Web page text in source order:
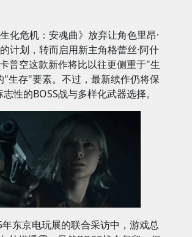
化危机：安魂曲》放弃让角色里昂·
计划，转而启用新主角格蕾丝·阿什
普空这款新作将比以往更侧重于"生
"生存"要素。不过，最新续作仍将保
性的BOSS战与多样化武器选择。
东京电玩展的联合采访中，游戏总